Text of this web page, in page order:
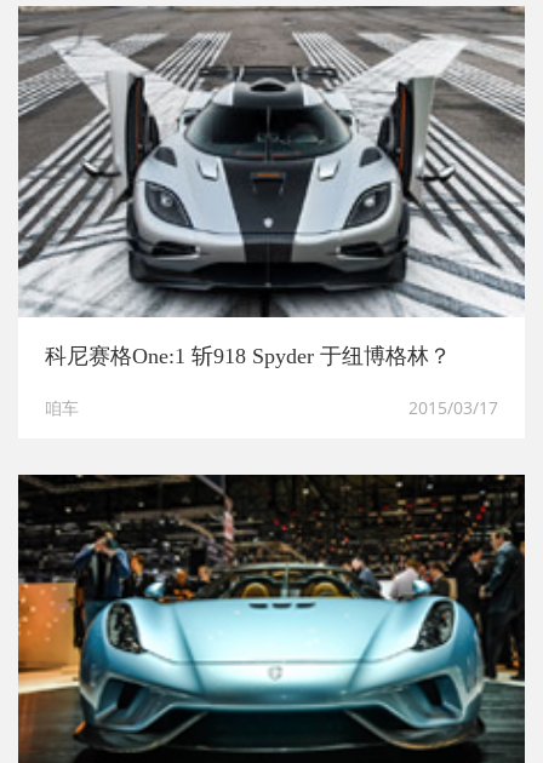
科尼赛格One:1 斩918 Spyder 于纽博格林？
咱车 2015/03/17